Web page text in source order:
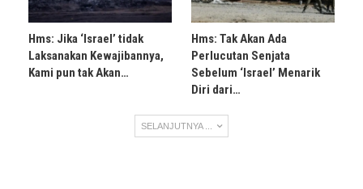
Hms: Jika ‘Israel’ tidak
Laksanakan Kewajibannya,
Kami pun tak Akan…
Hms: Tak Akan Ada
Perlucutan Senjata
Sebelum ‘Israel’ Menarik
Diri dari…
SELANJUTNYA ...